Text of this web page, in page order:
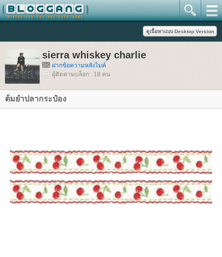
sierra whiskey charlie
ฝากข้อความหลังไมค์
ผู้ติดตามบล็อก : 18 คน
ต้มยำปลากระป๋อง